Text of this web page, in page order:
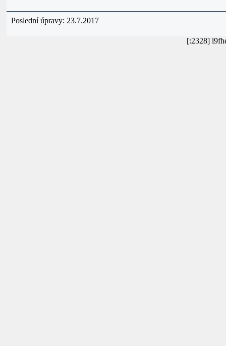
Poslední úpravy: 23.7.2017
[:2328]